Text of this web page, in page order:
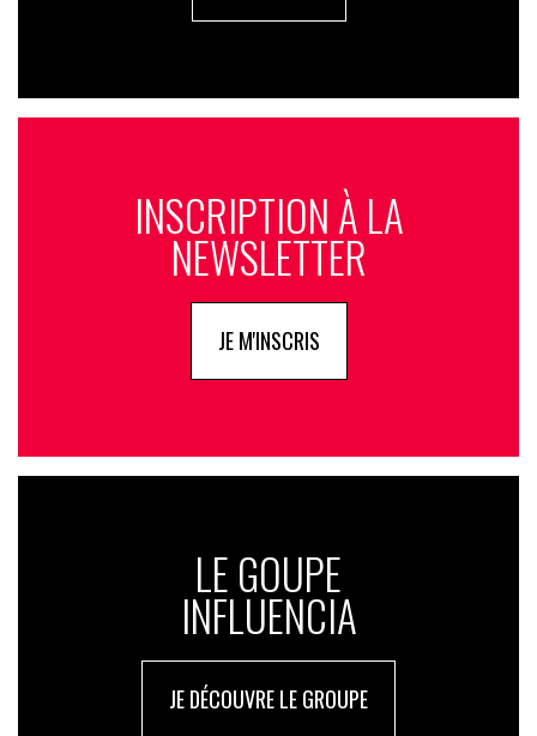
INSCRIPTION À LA
NEWSLETTER
JE M'INSCRIS
LE GOUPE
INFLUENCIA
JE DÉCOUVRE LE GROUPE